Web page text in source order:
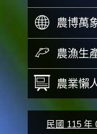
農博萬
農漁生
農業懶
民國 115 年